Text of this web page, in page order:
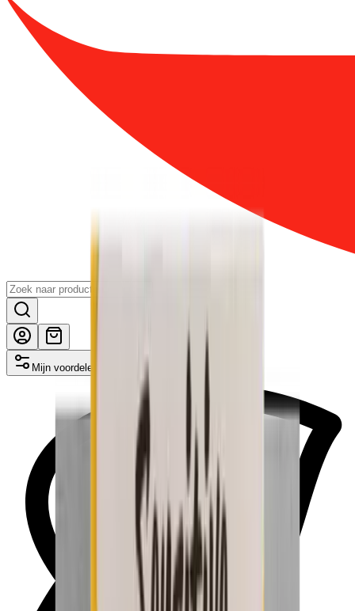
Mijn voordelen activeren